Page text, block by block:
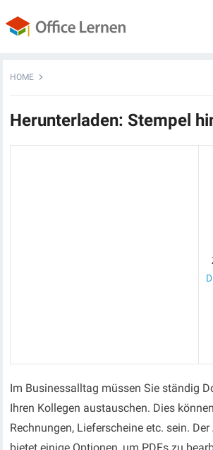
HOME
Herunterladen: Stempel
Im Businessalltag müssen Sie ständig
Ihren Kollegen austauschen. Dies
Rechnungen, Lieferscheine etc. sein.